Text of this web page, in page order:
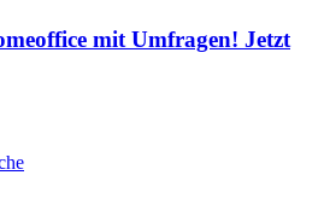
mit Umfragen! Jetzt